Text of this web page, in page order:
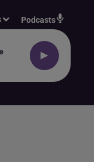
Podcasts